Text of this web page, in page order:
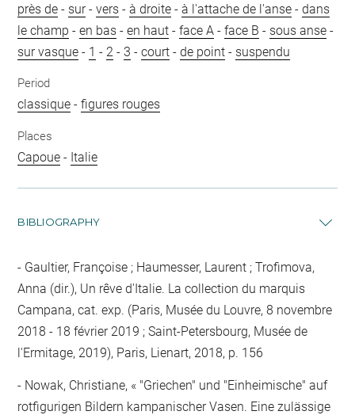
près de - sur-vers -à droite -à l'attache de l'anse -dans
le champ -en bas -en haut -face A -face B - sous anse -
sur vasque - 1 - 2 -3 -court -de point - suspendu
Period
classique -figures rouges
Places
Capoue - Italie
BIBLIOGRAPHY
Gaultier, Françoise ; Haumesser, Laurent ; Trofimova,
Anna (dir.), Un rêve d'Italie. La collection du marquis
Campana, cat. exp. (Paris, Musée du Louvre, 8 novembre
2018 - 18 février 2019 ; Saint-Petersbourg, Musée de
l'Ermitage, 2019), Paris, Lienart, 2018, p. 156
Nowak, Christiane, « "Griechen" und "Einheimische" auf
rotfigurigen Bildern kampanischer Vasen. Eine zulässige